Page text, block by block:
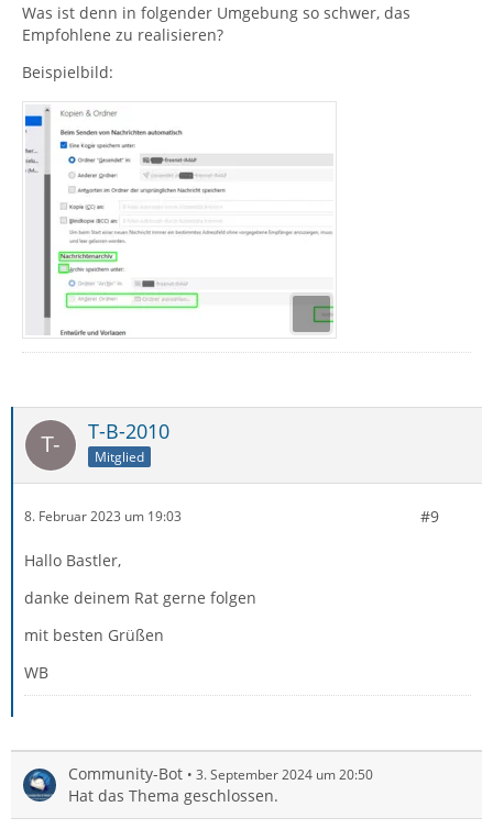
Was ist denn in folgender Umgebung so schwer, das
Empfohlene zu realisieren?
Beispielbild:
T-B-2010
Mitglied
8. Februar 2023 um 19:03 #9
Hallo Bastler,
danke deinem Rat gerne folgen
mit besten Grüßen
WB
Community-Bot 3. September 2024 um 20:50
Hat das Thema geschlossen.